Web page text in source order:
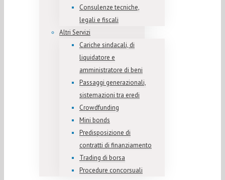
Consulenze tecniche,
legali e fiscali
Altri Servizi
Cariche sindacali, di
liquidatore e
amministratore di beni
Passaggi generazionali,
sistemazioni tra eredi
Crowdfunding
Mini bonds
Predisposizione di
contratti di finanziamento
Trading di borsa
Procedure concorsuali